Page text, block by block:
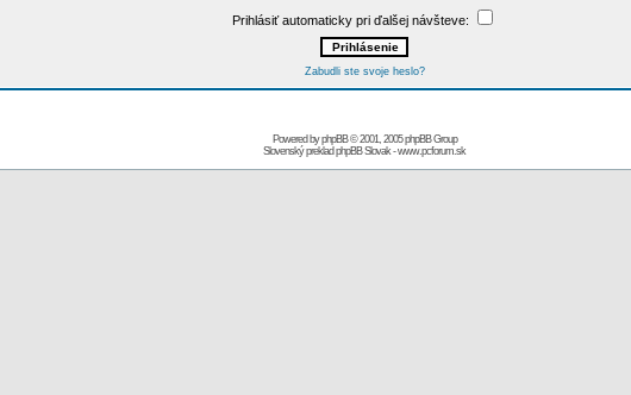
Prihlásiť automaticky pri ďalšej návšteve:
Zabudli ste svoje heslo?
Powered byphpBB© 2001, 2005 phpBB Group
Slovenský preklad phpBB Slovak-www.pcforum.sk